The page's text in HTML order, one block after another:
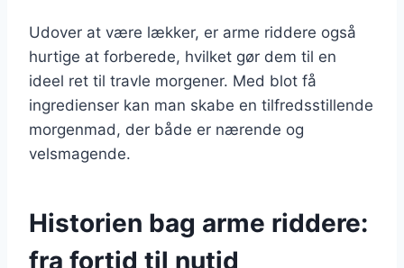
Udover at være lækker, er arme riddere også
hurtige at forberede, hvilket gør dem til en
ideel ret til travle morgener. Med blot få
ingredienser kan man skabe en tilfredsstillende
morgenmad, der både er nærende og
velsmagende.
Historien bag arme riddere:
fra fortid til nutid